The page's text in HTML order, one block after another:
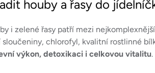
houby a řasy do
i zelené řasy patří mezi
chlorofyl, kvalitní rostlinné
výkon, detoxikaci i celkovou vitalitu.